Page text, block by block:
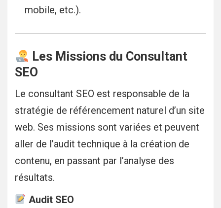
mobile, etc.).
Les Missions du Consultant
SEO
Le consultant SEO est responsable de la
stratégie de référencement naturel d’un site
web. Ses missions sont variées et peuvent
aller de l’audit technique à la création de
contenu, en passant par l’analyse des
résultats.
Audit SEO